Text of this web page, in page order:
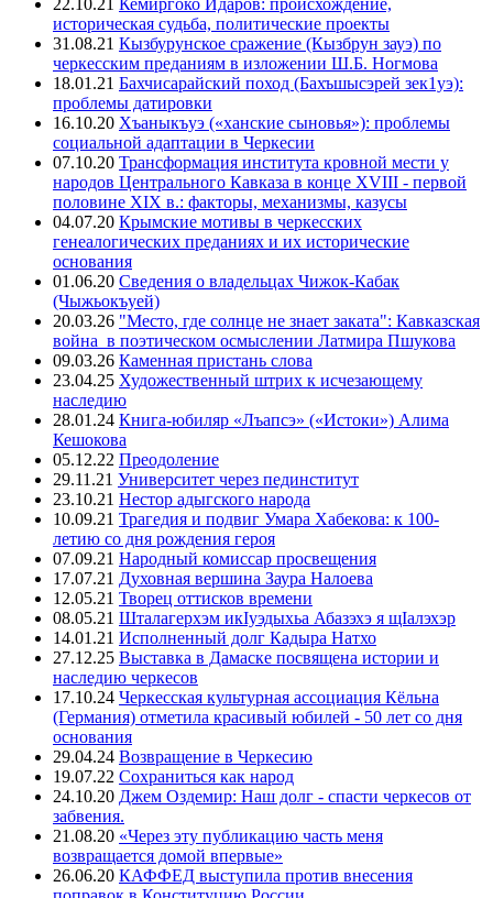
22.10.21 Кемиргоко Идаров: происхождение,
историческая судьба, политические проекты
31.08.21 Кызбурунское сражение (Кызбрун зауэ) по
черкесским преданиям в изложении Ш.Б. Ногмова
18.01.21 Бахчисарайский поход (Бахъшысэрей зек1уэ):
проблемы датировки
16.10.20 Хъаныкъуэ («ханские сыновья»): проблемы
социальной адаптации в Черкесии
07.10.20 Трансформация института кровной мести у
народов Центрального Кавказа в конце XVIII - первой
половине XIX в.: факторы, механизмы, казусы
04.07.20 Крымские мотивы в черкесских
генеалогических преданиях и их исторические
основания
01.06.20 Сведения о владельцах Чижок-Кабак
(Чыжьокъуей)
20.03.26 "Место, где солнце не знает заката": Кавказская
война в поэтическом осмыслении Латмира Пшукова
09.03.26 Каменная пристань слова
23.04.25 Художественный штрих к исчезающему
наследию
28.01.24 Книга-юбиляр «Лъапсэ» («Истоки») Алима
Кешокова
05.12.22 Преодоление
29.11.21 Университет через пединститут
23.10.21 Нестор адыгского народа
10.09.21 Трагедия и подвиг Умара Хабекова: к 100-
летию со дня рождения героя
07.09.21 Народный комиссар просвещения
17.07.21 Духовная вершина Заура Налоева
12.05.21 Творец оттисков времени
08.05.21 Шталагерхэм икIуэдыхьа Абазэхэ я щIалэхэр
14.01.21 Исполненный долг Кадыра Натхо
27.12.25 Выставка в Дамаске посвящена истории и
наследию черкесов
17.10.24 Черкесская культурная ассоциация Кёльна
(Германия) отметила красивый юбилей - 50 лет со дня
основания
29.04.24 Возвращение в Черкесию
19.07.22 Сохраниться как народ
24.10.20 Джем Оздемир: Наш долг - спасти черкесов от
забвения.
21.08.20 «Через эту публикацию часть меня
возвращается домой впервые»
26.06.20 КАФФЕД выступила против внесения